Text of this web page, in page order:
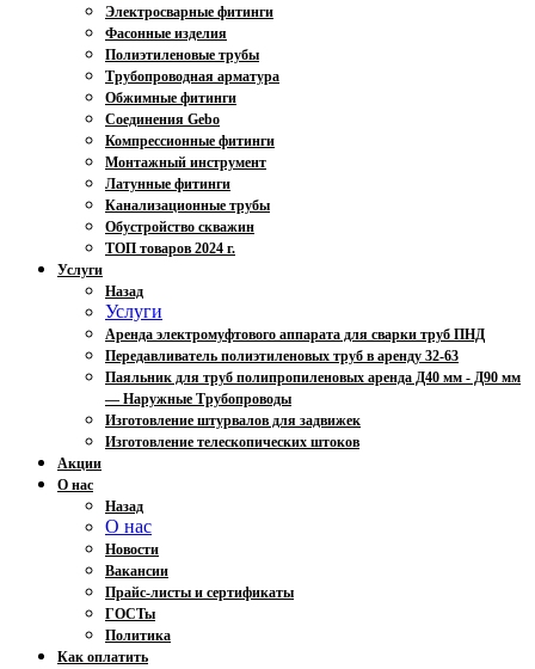
Электросварные фитинги
Фасонные изделия
Полиэтиленовые трубы
Трубопроводная арматура
Обжимные фитинги
Соединения Gebo
Компрессионные фитинги
Монтажный инструмент
Латунные фитинги
Канализационные трубы
Обустройство скважин
ТОП товаров 2024 г.
Услуги
Назад
Услуги
Аренда электромуфтового аппарата для сварки труб ПНД
Передавливатель полиэтиленовых труб в аренду 32-63
Паяльник для труб полипропиленовых аренда Д40 мм - Д90 мм
— Наружные Трубопроводы
Изготовление штурвалов для задвижек
Изготовление телескопических штоков
Акции
О нас
Назад
О нас
Новости
Вакансии
Прайс-листы и сертификаты
ГОСТы
Политика
Как оплатить